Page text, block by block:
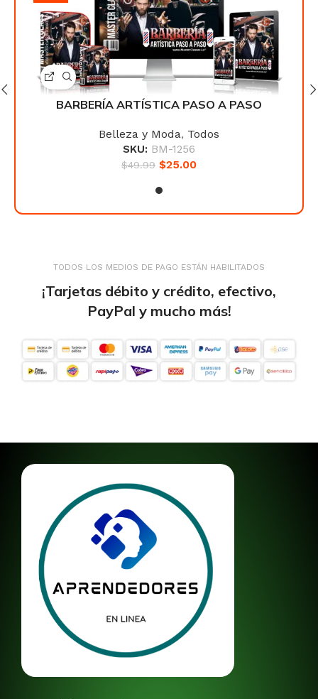
BARBERÍA ARTÍSTICA PASO A PASO
Belleza y Moda, Todos
SKU: BM-1256
$49.99 $25.00
TODOS LOS MEDIOS DE PAGO ESTÁN HABILITADOS
¡Tarjetas débito y crédito, efectivo,
PayPal y mucho más!